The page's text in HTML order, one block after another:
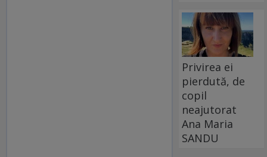
Privirea ei
pierdută, de
copil
neajutorat
Ana Maria
SANDU